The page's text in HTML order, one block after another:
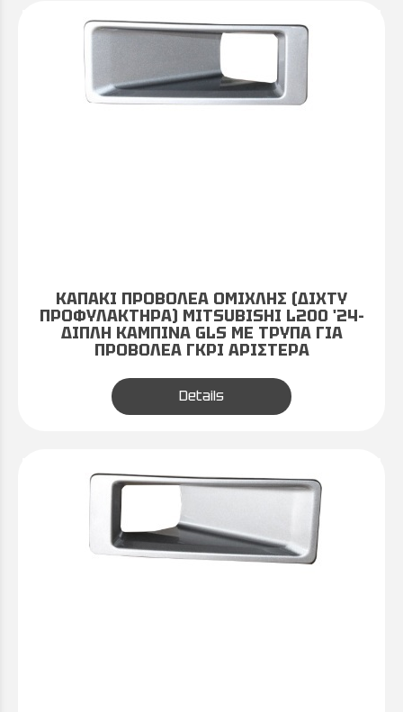
ΚΑΠΑΚΙ ΠΡΟΒΟΛΕΑ ΟΜΙΧΛΗΣ (ΔΙΧΤΥ
ΠΡΟΦΥΛΑΚΤΗΡΑ) MITSUBISHI L200 '24-
ΔΙΠΛΗ ΚΑΜΠΙΝΑ GLS ΜΕ ΤΡΥΠΑ ΓΙΑ
ΠΡΟΒΟΛΕΑ ΓΚΡΙ ΑΡΙΣΤΕΡΑ
Details